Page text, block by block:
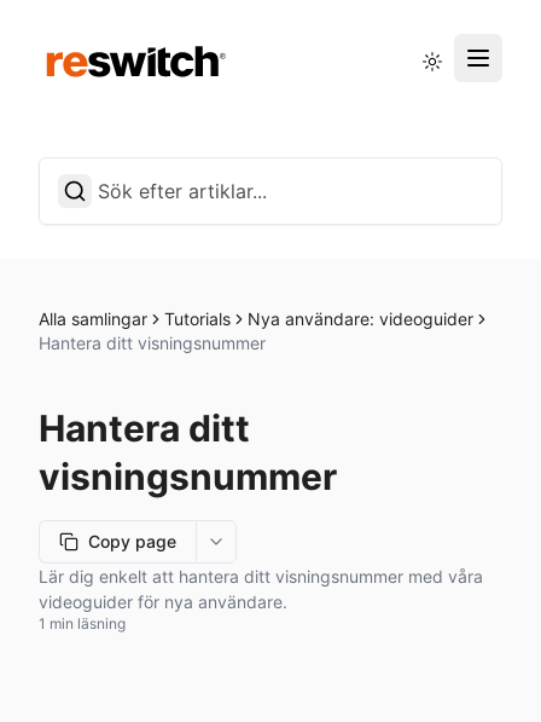
Svenska
Alla samlingar Tutorials
Nya användare: videoguider
Hantera ditt visningsnummer
Hantera ditt
visningsnummer
Copy page
More options
Lär dig enkelt att hantera ditt visningsnummer med våra
videoguider för nya användare.
1 min läsning